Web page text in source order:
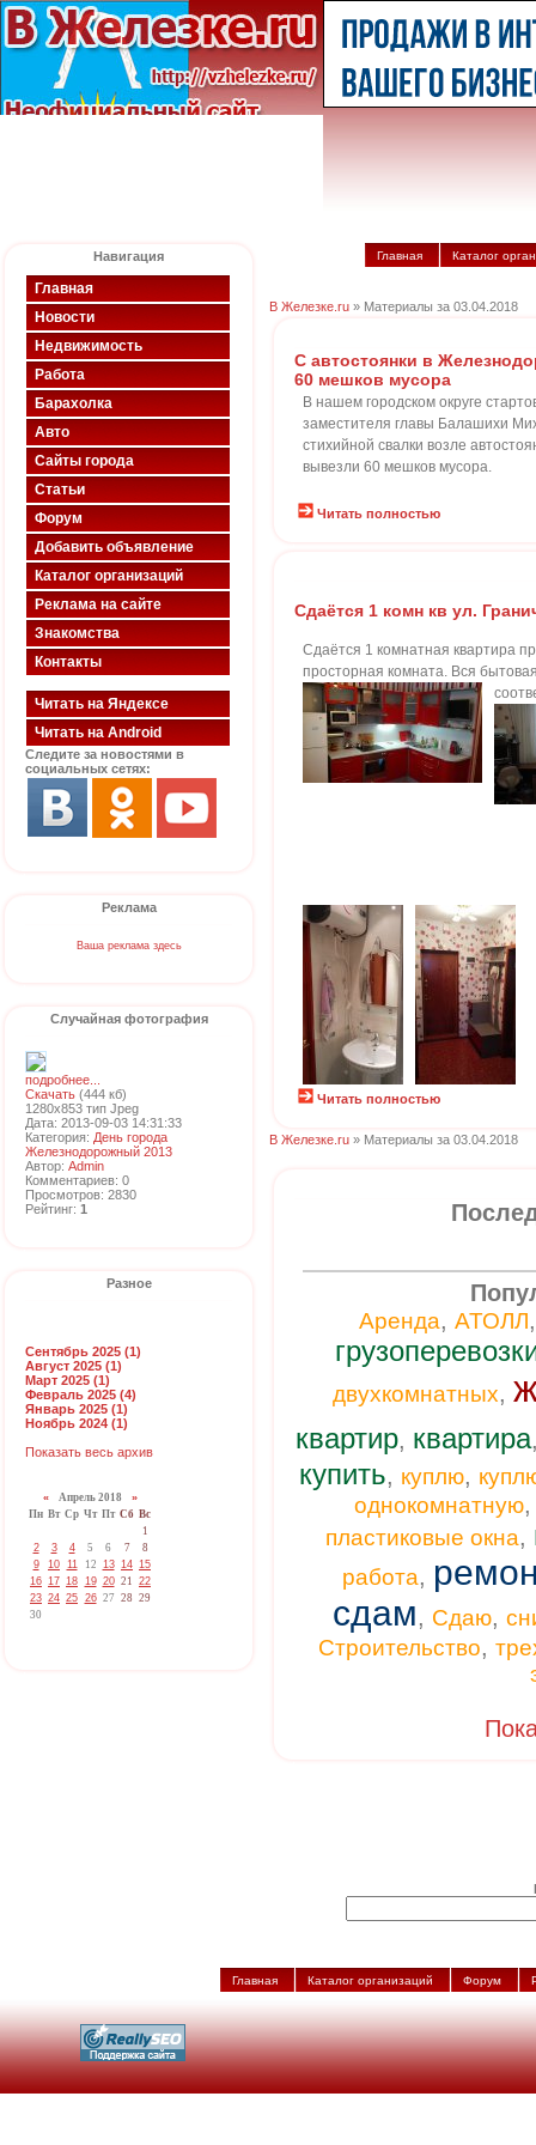
Навигация
Главная
Новости
Недвижимость
Работа
Барахолка
Авто
Сайты города
Статьи
Форум
Добавить объявление
Каталог организаций
Реклама на сайте
Знакомства
Контакты
Читать на Яндексе
Читать на Android
Следите за новостями в
социальных сетях:
Реклама
Ваша реклама здесь
Случайная фотография
подробнее...
Скачать (444 кб)
1280x853 тип Jpeg
Дата: 2013-09-03 14:31:33
Категория: День города
Железнодорожный 2013
Автор: Admin
Комментариев: 0
Просмотров: 2830
Рейтинг: 1
Разное
Сентябрь 2025 (1)
Август 2025 (1)
Март 2025 (1)
Февраль 2025 (4)
Январь 2025 (1)
Ноябрь 2024 (1)
Показать весь архив
«Апрель 2018 »
Пн Вт Ср Чт Пт Сб Вс
1
2
3 4 5 6 7
8
9
10 11 12 13 14 15
16 17 18 19 20 21 22
23 24 25 26 27 28 29
30
Главная Каталог
В Железке.ru » Материалы за 03.04.2018
С автостоянки в
60 мешков мусора
В нашем городском округе
заместителя главы Балашихи
стихийной свалки возле
вывезли 60 мешков мусора.
Читать полностью
Сдаётся 1 комн кв ул.
Сдаётся 1 комнатная квартира
просторная комната. Вся
Читать полностью
В Железке.ru » Материалы за 03.04.2018
Аренда, АТОЛЛ
двухкомнатных,
квартир, квартира
купить, куплю,
однокомнатную
пластиковые окна,
работа,
сдам, Сдаю,
Строительство,
Главная Каталог организаций Форум